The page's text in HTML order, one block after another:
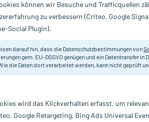
Nur für kurze Zeit:Gratis-Versand*
PZN:
können wir Besuche und Trafficquellen
zu verbessern (Criteo, Google
Social Plugin).
darauf hin, dass die Datenschutzbestimmungen von
gem. EU-DSGVO genügen und ein Datentransfer
die Daten dort verarbeitet werden, kann nicht geprüft
wird das Klickverhalten erfasst, um
Google Retargeting, Bing Ads Universal